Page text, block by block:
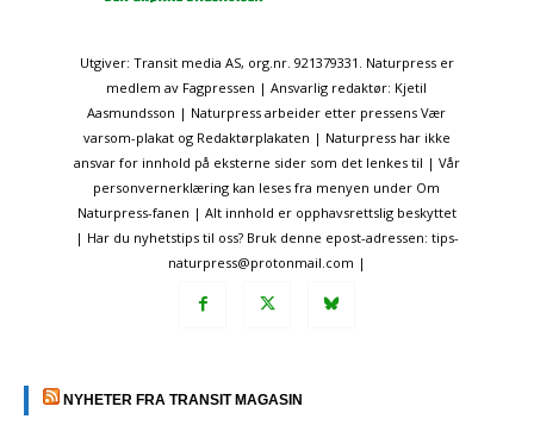
Utgiver: Transit media AS, org.nr. 921379331. Naturpress er
medlem av Fagpressen | Ansvarlig redaktør: Kjetil
Aasmundsson | Naturpress arbeider etter pressens Vær
varsom-plakat og Redaktørplakaten | Naturpress har ikke
ansvar for innhold på eksterne sider som det lenkes til | Vår
personvernerklæring kan leses fra menyen under Om
Naturpress-fanen | Alt innhold er opphavsrettslig beskyttet
| Har du nyhetstips til oss? Bruk denne epost-adressen: tips-
naturpress@protonmail.com |
NYHETER FRA TRANSIT MAGASIN